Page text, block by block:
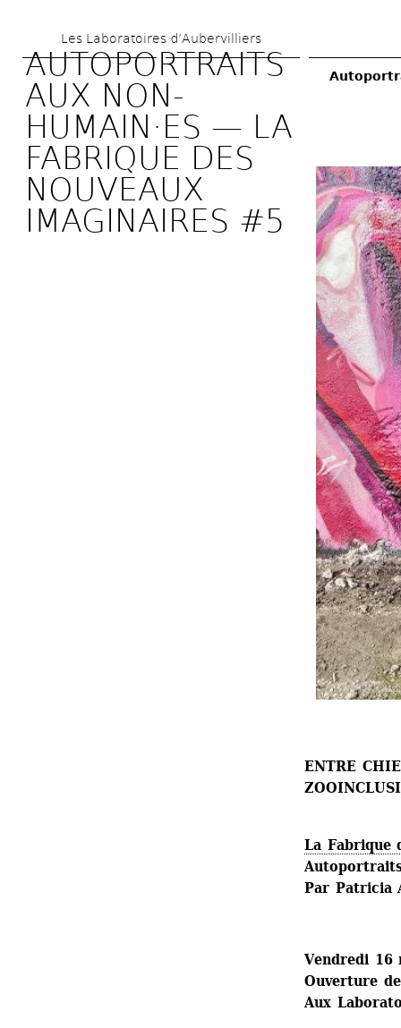
au
contenu
principal
Les Laboratoires d’Aubervilliers
AUTOPORTRAITS
AUX NON-
HUMAIN·ES — LA
FABRIQUE DES
NOUVEAUX
IMAGINAIRES #5
ENTRE
La Fabrique
Par Patricia
Vendredi 16
Ouverture
Aux